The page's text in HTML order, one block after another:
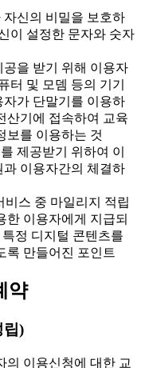
신의 비밀을 보호하
이 설정한 문자와 숫자
을 받기 위해 이용자
터 및 모뎀 등의 기기
가 단말기를 이용하
산기에 접속하여 교육
보를 이용하는 것
제공받기 위하여 이
이용자간의 체결하
스 중 마일리지 적립
한 이용자에게 지급되
정 디지털 콘텐츠를
록 만들어진 포인트
약
립)
이용신청에 대한 교